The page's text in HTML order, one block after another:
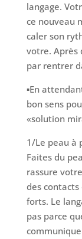
langage.
ce nouveau
caler son
votre. Après
par rentrer
▪En
bon sens
«solution
1/Le peau à
Faites du
rassure
des
forts. Le
pas parce